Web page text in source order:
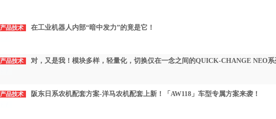
产品技术 在工业机器人内部“暗中发力”的竟是它！
产品技术 对，又是我！模块多样，轻量化，切换仅在一念之间的QUICK-CHANGE NEO系
产品技术 阪东日系农机配套方案-洋马农机配套上新！「AW118」车型专属方案来袭！